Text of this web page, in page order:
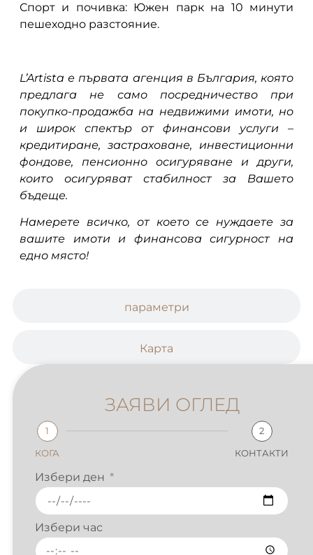
параметри
Карта
Спорт и почивка: Южен парк на 10 минути
пешеходно разстояние.
L’Artista е първата агенция в България, която
предлага не само посредничество при
покупко-продажба на недвижими имоти, но
и широк спектър от финансови услуги –
кредитиране, застраховане, инвестиционни
фондове, пенсионно осигуряване и други,
които осигуряват стабилност за Вашето
бъдеще.
Намерете всичко, от което се нуждаете за
вашите имоти и финансова сигурност на
едно място!
ЗАЯВИ ОГЛЕД
1
КОГА
2
КОНТАКТИ
Избери ден
Избери час